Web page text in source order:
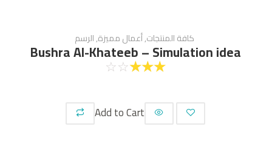
كافة المنتجات,أعمال مميزة,الرسم
Bushra Al-Khateeb – Simulation idea
☆
☆
☆
☆
☆
Add to Cart